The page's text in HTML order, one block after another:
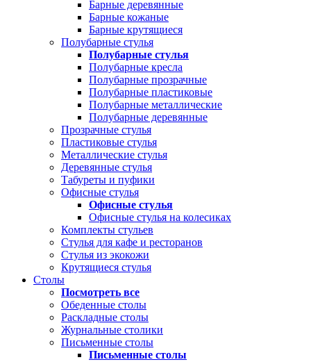
Барные деревянные
Барные кожаные
Барные крутящиеся
Полубарные стулья
Полубарные стулья
Полубарные кресла
Полубарные прозрачные
Полубарные пластиковые
Полубарные металлические
Полубарные деревянные
Прозрачные стулья
Пластиковые стулья
Металлические стулья
Деревянные стулья
Табуреты и пуфики
Офисные стулья
Офисные стулья
Офисные стулья на колесиках
Комплекты стульев
Стулья для кафе и ресторанов
Стулья из экокожи
Крутящиеся стулья
Столы
Посмотреть все
Обеденные столы
Раскладные столы
Журнальные столики
Письменные столы
Письменные столы